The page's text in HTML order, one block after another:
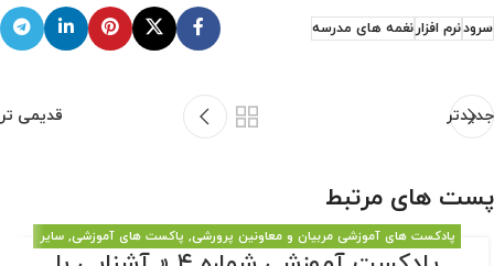
سرودنرم افزارنغمه های مدرسه
جدیدتر قدیمی تر
پست های مرتبط
پادکست های آموزشی مربیان و معاونین پرورشی, پاکست های آموزشی,سایر
مطالب سایت